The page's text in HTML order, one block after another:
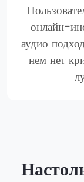
онлайн-
аудио
нем нет